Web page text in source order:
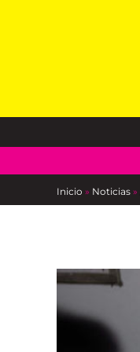
Inicio » Noticias »